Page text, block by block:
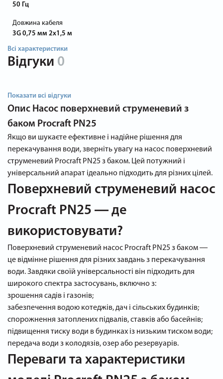
50 Гц
Довжина кабеля
3G 0,75 мм 2х1,5 м
Всі характеристики
Відгуки 0
Показати всі відгуки
Опис Насос поверхневий струменевий з
баком Procraft PN25
Якщо ви шукаєте ефективне і надійне рішення для
перекачування води, зверніть увагу на насос поверхневий
струменевий Procraft PN25 з баком. Цей потужний і
універсальний апарат ідеально підходить для різних цілей.
Поверхневий струменевий насос
Procraft PN25 ― де
використовувати?
Поверхневий струменевий насос Procraft PN25 з баком ―
це відмінне рішення для різних завдань з перекачування
води. Завдяки своїй універсальності він підходить для
широкого спектра застосувань, включно з:
зрошення садів і газонів;
забезпечення водою котеджів, дач і сільських будинків;
спорожнення затоплених підвалів, ставків або басейнів;
підвищення тиску води в будинках із низьким тиском води;
передача води з колодязів, озер або резервуарів.
Переваги та характеристики